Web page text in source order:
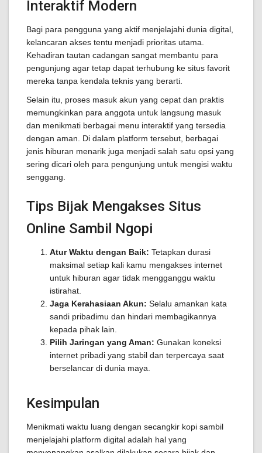
Interaktif Modern
Bagi para pengguna yang aktif menjelajahi dunia digital,
kelancaran akses tentu menjadi prioritas utama.
Kehadiran tautan cadangan sangat membantu para
pengunjung agar tetap dapat terhubung ke situs favorit
mereka tanpa kendala teknis yang berarti.
Selain itu, proses masuk akun yang cepat dan praktis
memungkinkan para anggota untuk langsung masuk
dan menikmati berbagai menu interaktif yang tersedia
dengan aman. Di dalam platform tersebut, berbagai
jenis hiburan menarik juga menjadi salah satu opsi yang
sering dicari oleh para pengunjung untuk mengisi waktu
senggang.
Tips Bijak Mengakses Situs
Online Sambil Ngopi
Atur Waktu dengan Baik: Tetapkan durasi
maksimal setiap kali kamu mengakses internet
untuk hiburan agar tidak mengganggu waktu
istirahat.
Jaga Kerahasiaan Akun: Selalu amankan kata
sandi pribadimu dan hindari membagikannya
kepada pihak lain.
Pilih Jaringan yang Aman: Gunakan koneksi
internet pribadi yang stabil dan terpercaya saat
berselancar di dunia maya.
Kesimpulan
Menikmati waktu luang dengan secangkir kopi sambil
menjelajahi platform digital adalah hal yang